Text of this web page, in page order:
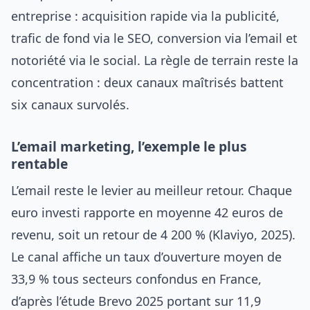
entreprise : acquisition rapide via la publicité,
trafic de fond via le SEO, conversion via l’email et
notoriété via le social. La règle de terrain reste la
concentration : deux canaux maîtrisés battent
six canaux survolés.
L’email marketing, l’exemple le plus
rentable
L’email reste le levier au meilleur retour. Chaque
euro investi rapporte en moyenne 42 euros de
revenu, soit un retour de 4 200 % (Klaviyo, 2025).
Le canal affiche un taux d’ouverture moyen de
33,9 % tous secteurs confondus en France,
d’après l’étude Brevo 2025 portant sur 11,9